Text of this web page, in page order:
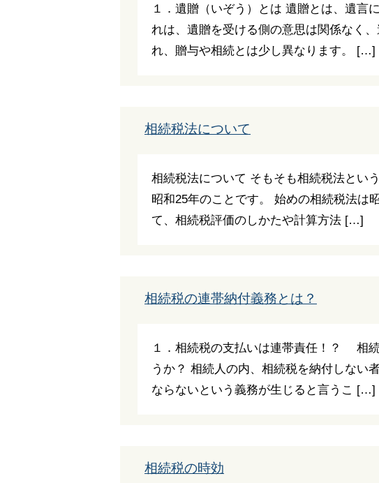
１．遺贈（いぞう）とは 遺贈とは、遺言
れは、遺贈を受ける側の意思は関係なく
れ、贈与や相続とは少し異なります。 […]
相続税法について
相続税法について そもそも相続税法とい
昭和25年のことです。 始めの相続税法は
て、相続税評価のしかたや計算方法 […]
相続税の連帯納付義務とは？
１．相続税の支払いは連帯責任！？ 相
うか？ 相続人の内、相続税を納付しない
ならないという義務が生じると言うこ […]
相続税の時効